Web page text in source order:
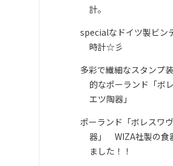
計。
specialなドイツ製ビン
時計☆彡
多彩で繊細なスタンプ
的なポーランド「ボ
エツ陶器」
ポーランド「ボレスワ
器」 WIZA社製の食
ました！！